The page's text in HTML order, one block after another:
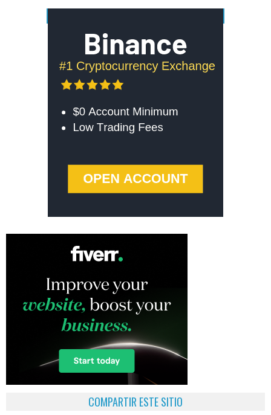
COMPARTIR ESTE SITIO